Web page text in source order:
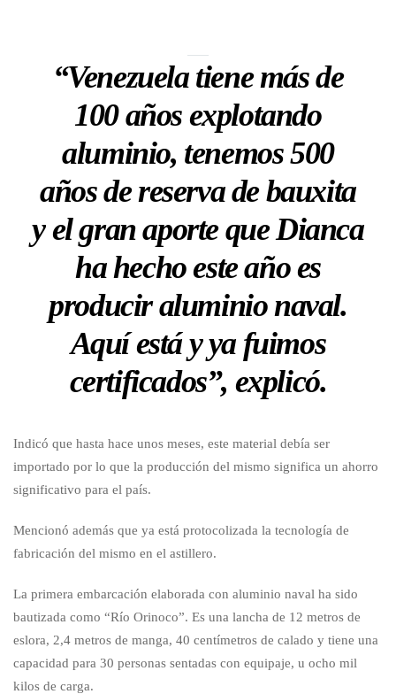
“Venezuela tiene más de
100 años explotando
aluminio, tenemos 500
años de reserva de bauxita
y el gran aporte que Dianca
ha hecho este año es
producir aluminio naval.
Aquí está y ya fuimos
certificados”, explicó.
Indicó que hasta hace unos meses, este material debía ser
importado por lo que la producción del mismo significa un ahorro
significativo para el país.
Mencionó además que ya está protocolizada la tecnología de
fabricación del mismo en el astillero.
La primera embarcación elaborada con aluminio naval ha sido
bautizada como “Río Orinoco”. Es una lancha de 12 metros de
eslora, 2,4 metros de manga, 40 centímetros de calado y tiene una
capacidad para 30 personas sentadas con equipaje, u ocho mil
kilos de carga.